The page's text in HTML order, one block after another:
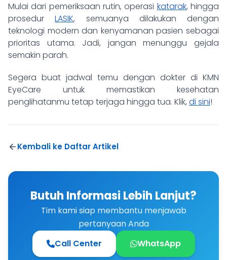
Mulai dari pemeriksaan rutin, operasi katarak, hingga
prosedurLASIK, semuanya dilakukan dengan
teknologi modern dan kenyamanan pasien sebagai
prioritas utama. Jadi, jangan menunggu gejala
semakin parah.
Segera buat jadwal temu dengan dokter di KMN
EyeCare untuk memastikan kesehatan
penglihatanmu tetap terjaga hingga tua. Klik, di sini!
Kembali ke Daftar Artikel
Butuh Informasi Lebih Lanjut?
Tim kami siap membantu menjawab
pertanyaan Anda
Call Center
WhatsApp